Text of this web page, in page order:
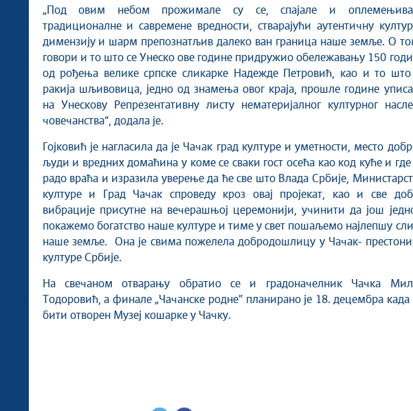
„Под овим небом прожимале су се, спајале и
традиционалне и савремене вредности, стварајући аутентичну
димензију и шарм препознатљив далеко ван граница наше земље. О
говори и то што се Унеско ове године придружио обележавању 150
од рођења велике српске сликарке Надежде Петровић, као и то што
ракија шљивовица, једно од знамења овог краја, прошле године
на Унескову Репрезентативну листу нематеријалног културног
човечанства“, додала је.
Гојковић је нагласила да је Чачак град културе и уметности, место
људи и вредних домаћина у коме се сваки гост осећа као код куће и где
радо враћа и изразила уверење да ће све што Влада Србије,
културе и Град Чачак спроведу кроз овај пројекат, као и све
вибрације присутне на вечерашњој церемонији, учинити да још
покажемо богатство наше културе и тиме у свет пошаљемо најлепшу
наше земље. Она је свима пожелела добродошлицу у Чачак-
културе Србије.
На свечаном отварању обратио се и градоначелник Чачка
Тодоровић, а финале „Чачанске родне” планирано је 18. децембра када
бити отворен Музеј кошарке у Чачку.